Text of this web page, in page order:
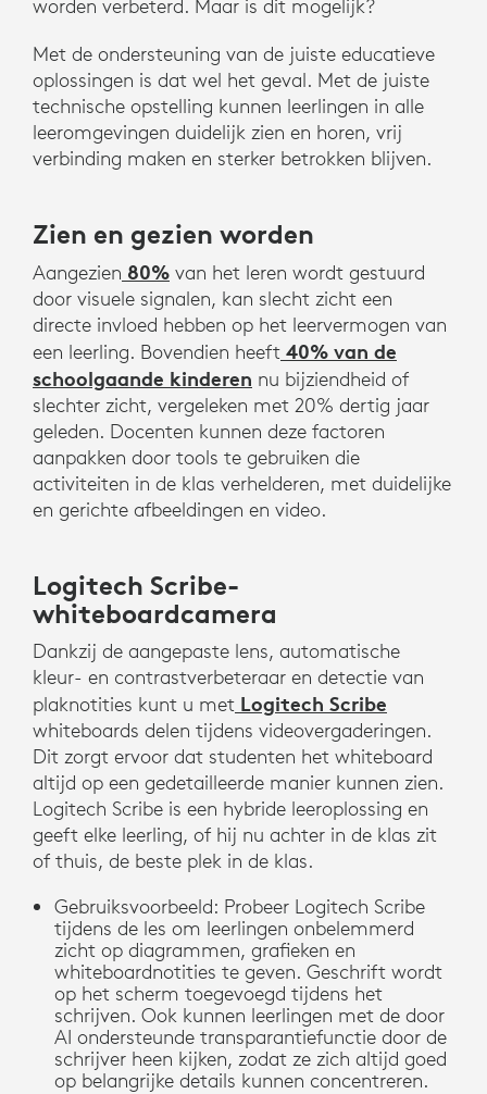
worden verbeterd. Maar is dit mogelijk?
Met de ondersteuning van de juiste educatieve
oplossingen is dat wel het geval. Met de juiste
technische opstelling kunnen leerlingen in alle
leeromgevingen duidelijk zien en horen, vrij
verbinding maken en sterker betrokken blijven.
Zien en gezien worden
Aangezien 80% van het leren wordt gestuurd
door visuele signalen, kan slecht zicht een
directe invloed hebben op het leervermogen van
een leerling. Bovendien heeft 40% van de
schoolgaande kinderen nu bijziendheid of
slechter zicht, vergeleken met 20% dertig jaar
geleden. Docenten kunnen deze factoren
aanpakken door tools te gebruiken die
activiteiten in de klas verhelderen, met duidelijke
en gerichte afbeeldingen en video.
Logitech Scribe-
whiteboardcamera
Dankzij de aangepaste lens, automatische
kleur- en contrastverbeteraar en detectie van
plaknotities kunt u met Logitech Scribe
whiteboards delen tijdens videovergaderingen.
Dit zorgt ervoor dat studenten het whiteboard
altijd op een gedetailleerde manier kunnen zien.
Logitech Scribe is een hybride leeroplossing en
geeft elke leerling, of hij nu achter in de klas zit
of thuis, de beste plek in de klas.
Gebruiksvoorbeeld: Probeer Logitech Scribe
tijdens de les om leerlingen onbelemmerd
zicht op diagrammen, grafieken en
whiteboardnotities te geven. Geschrift wordt
op het scherm toegevoegd tijdens het
schrijven. Ook kunnen leerlingen met de door
AI ondersteunde transparantiefunctie door de
schrijver heen kijken, zodat ze zich altijd goed
op belangrijke details kunnen concentreren.